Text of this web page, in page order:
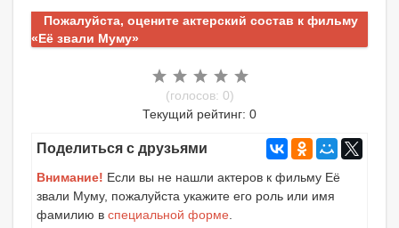
Пожалуйста, оцените актерский состав к фильму
«Её звали Муму»
(голосов: 0)
Текущий рейтинг: 0
Поделиться с друзьями
Внимание! Если вы не нашли актеров к фильму Её
звали Муму, пожалуйста укажите его роль или имя
фамилию в специальной форме